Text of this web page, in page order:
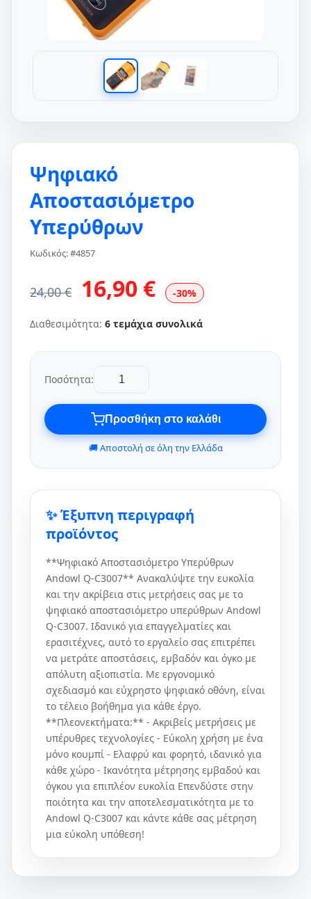
Ψηφιακό
Αποστασιόμετρο
Υπερύθρων
Κωδικός: #4857
24,00 € 16,90 € -30%
Διαθεσιμότητα: 6 τεμάχια συνολικά
Ποσότητα:
Προσθήκη στο καλάθι
🚚 Αποστολή σε όλη την Ελλάδα
✨ Έξυπνη περιγραφή
προϊόντος
**Ψηφιακό Αποστασιόμετρο Υπερύθρων
Andowl Q-C3007** Ανακαλύψτε την ευκολία
και την ακρίβεια στις μετρήσεις σας με το
ψηφιακό αποστασιόμετρο υπερύθρων Andowl
Q-C3007. Ιδανικό για επαγγελματίες και
ερασιτέχνες, αυτό το εργαλείο σας επιτρέπει
να μετράτε αποστάσεις, εμβαδόν και όγκο με
απόλυτη αξιοπιστία. Με εργονομικό
σχεδιασμό και εύχρηστο ψηφιακό οθόνη, είναι
το τέλειο βοήθημα για κάθε έργο.
**Πλεονεκτήματα:** - Ακριβείς μετρήσεις με
υπέρυθρες τεχνολογίες - Εύκολη χρήση με ένα
μόνο κουμπί - Ελαφρύ και φορητό, ιδανικό για
κάθε χώρο - Ικανότητα μέτρησης εμβαδού και
όγκου για επιπλέον ευκολία Επενδύστε στην
ποιότητα και την αποτελεσματικότητα με το
Andowl Q-C3007 και κάντε κάθε σας μέτρηση
μια εύκολη υπόθεση!